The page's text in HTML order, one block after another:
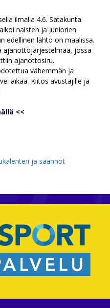
ilmalla 4.6. Satakunta
naisten ja juniorien
edellinen lähtö on maalissa.
ajanottojärjestelmää, jossa
ajanottosiru.
vähemmän ja
aikaa. Kiitos avustajille ja
<<
ja säännöt